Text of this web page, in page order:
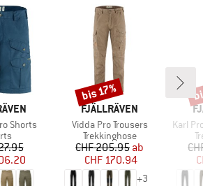
Shorts
Preis
MARKE
FJÄLLRÄVEN
Artikel
Vidda Pro Trousers
Produktgruppe
Trekkinghose
Preis
CHF 205.95reduzierter Preis
ab
CHF 170.94
+3
Rabatt
bis 17%
Artikel
Karl Pro